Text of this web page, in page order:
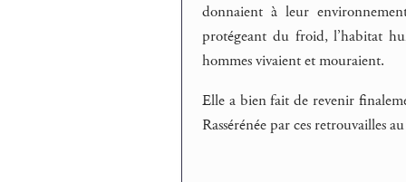
donnaient à leur
protégeant du froid, l’habitat
hommes vivaient et mouraient.
Elle a bien fait de revenir
Rassérénée par ces retrouvailles